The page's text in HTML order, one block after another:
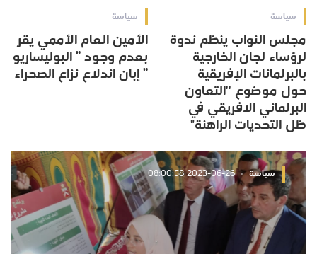
سياسة
مجلس النواب ينظم ندوة
لرؤساء لجان الخارجية
بالبرلمانات الإفريقية
حول موضوع ''التعاون
البرلماني الافريقي في
ظل التحديات الراهنة"
سياسة
الأمين العام الأممي يقر
بعدم وجود ” البوليساريو
” إبان اندلاع نزاع الصحراء
سياسة 2023-06-26 08:00:58